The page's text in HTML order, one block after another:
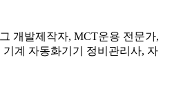
개발제작자, MCT운용 전문가,
계 자동화기기 정비관리사, 자